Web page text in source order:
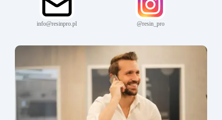
info@resinpro.pl @resin_pro